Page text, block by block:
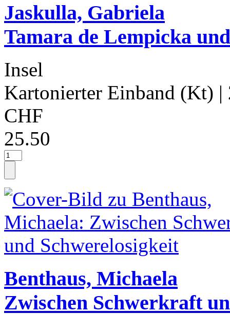
Jaskulla, Gabriela
Tamara de Lempicka
Insel
Kartonierter Einband (Kt) |
CHF
25.50
Benthaus, Michaela
Zwischen Schwerkraft